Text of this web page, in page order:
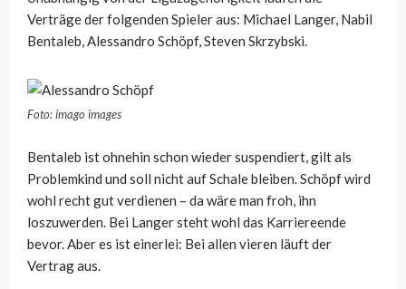
Verträge der folgenden Spieler aus: Michael Langer, Nabil
Bentaleb, Alessandro Schöpf, Steven Skrzybski.
Foto: imago images
Bentaleb ist ohnehin schon wieder suspendiert, gilt als
Problemkind und soll nicht auf Schale bleiben. Schöpf wird
wohl recht gut verdienen – da wäre man froh, ihn
loszuwerden. Bei Langer steht wohl das Karriereende
bevor. Aber es ist einerlei: Bei allen vieren läuft der
Vertrag aus.